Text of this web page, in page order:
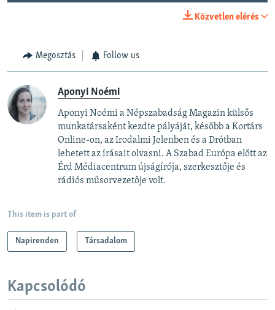
Közvetlen elérés
Megosztás Follow us
Aponyi Noémi
Aponyi Noémi a Népszabadság Magazin külsős
munkatársaként kezdte pályáját, később a Kortárs
Online-on, az Irodalmi Jelenben és a Drótban
lehetett az írásait olvasni. A Szabad Európa előtt az
Érd Médiacentrum újságírója, szerkesztője és
rádiós műsorvezetője volt.
This item is part of
Napirenden Társadalom
Kapcsolódó